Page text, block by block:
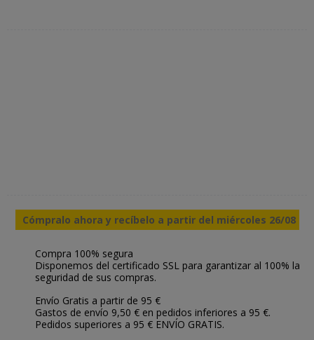
Cómpralo ahora y recíbelo a partir del miércoles 26/08
Compra 100% segura
Disponemos del certificado SSL para garantizar al 100% la
seguridad de sus compras.
Envío Gratis a partir de 95 €
Gastos de envío 9,50 € en pedidos inferiores a 95 €.
Pedidos superiores a 95 € ENVÍO GRATIS.